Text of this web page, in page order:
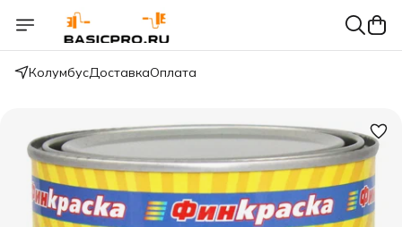
КолумбусДоставкаОплата